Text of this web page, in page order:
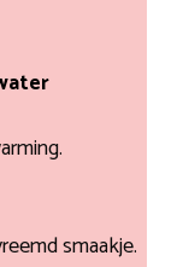
smaakje.